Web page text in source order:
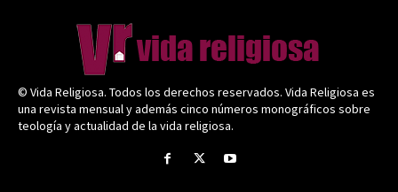
© Vida Religiosa. Todos los derechos reservados. Vida Religiosa es
una revista mensual y además cinco números monográficos sobre
teología y actualidad de la vida religiosa.